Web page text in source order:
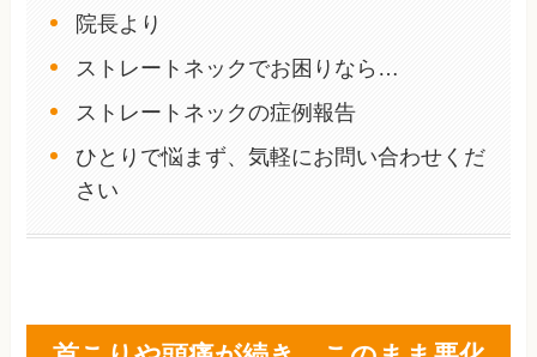
院長より
ストレートネックでお困りなら…
ストレートネックの症例報告
ひとりで悩まず、気軽にお問い合わせくだ
さい